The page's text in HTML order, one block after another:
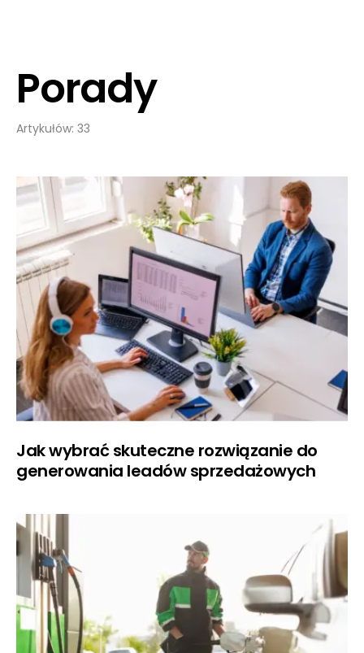
Porady
Artykułów: 33
Jak wybrać skuteczne rozwiązanie do
generowania leadów sprzedażowych